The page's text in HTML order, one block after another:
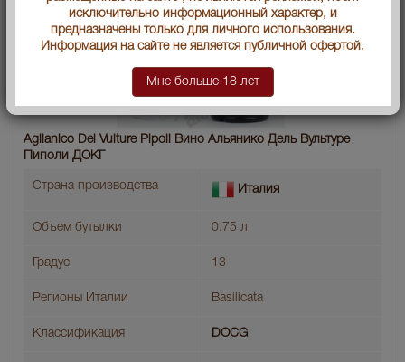
Aglianico Del Vulture Pipoli Вино Альянико Дель Вультуре
Пиполи ДОКГ
Страна производства Италия
Объем бутылки 0.75 л
Градус 13
Регионы Италии Basilicata
Классификация DOCG
исключительно информационный характер, и
предназначены только для личного использования.
Информация на сайте не является публичной офертой.
Мне больше 18 лет